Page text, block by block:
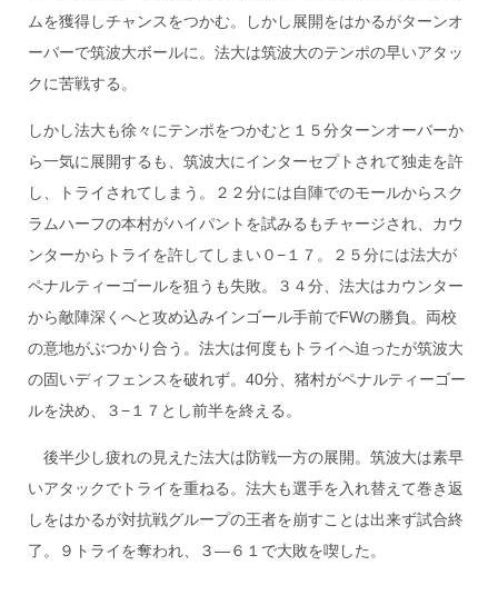
ムを獲得しチャンスをつかむ。しかし展開をはかるがターンオ
ーバーで筑波大ボールに。法大は筑波大のテンポの早いアタッ
クに苦戦する。
しかし法大も徐々にテンポをつかむと１５分ターンオーバーか
ら一気に展開するも、筑波大にインターセプトされて独走を許
し、トライされてしまう。２２分には自陣でのモールからスク
ラムハーフの本村がハイパントを試みるもチャージされ、カウ
ンターからトライを許してしまい０−１７。２５分には法大が
ペナルティーゴールを狙うも失敗。３４分、法大はカウンター
から敵陣深くへと攻め込みインゴール手前でFWの勝負。両校
の意地がぶつかり合う。法大は何度もトライへ迫ったが筑波大
の固いディフェンスを破れず。40分、猪村がペナルティーゴー
ルを決め、３−１７とし前半を終える。
後半少し疲れの見えた法大は防戦一方の展開。筑波大は素早
いアタックでトライを重ねる。法大も選手を入れ替えて巻き返
しをはかるが対抗戦グループの王者を崩すことは出来ず試合終
了。９トライを奪われ、３—６１で大敗を喫した。